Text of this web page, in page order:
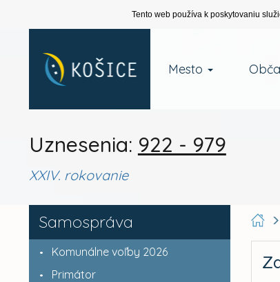
Tento web používa k poskytovaniu
Mesto
Uznesenia: 922 - 979
XXIV. rokovanie
Samospráva
Komunálne voľby 2026
Primátor